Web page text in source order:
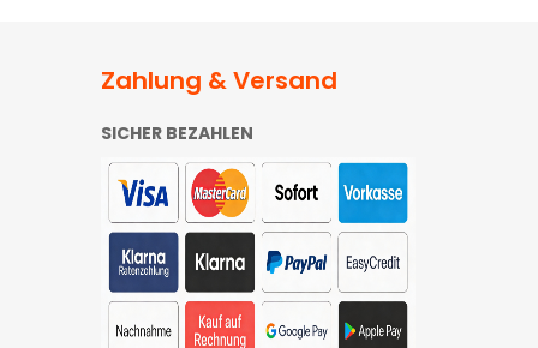
Zahlung & Versand
SICHER BEZAHLEN